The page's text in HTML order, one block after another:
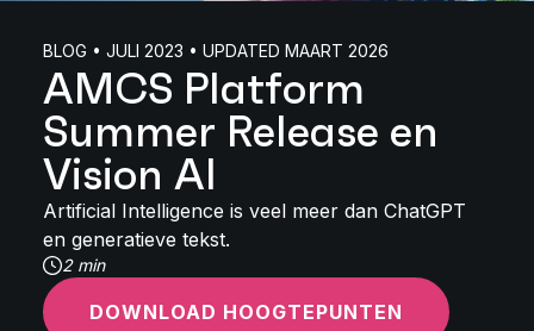
BLOG • JULI 2023 • UPDATED MAART 2026
AMCS Platform
Summer Release en
Vision AI
Artificial Intelligence is veel meer dan ChatGPT
en generatieve tekst.
2 min
DOWNLOAD HOOGTEPUNTEN